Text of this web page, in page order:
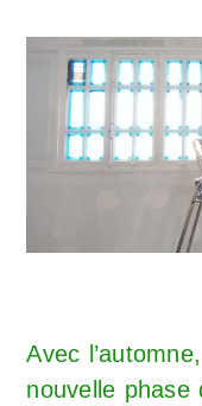
Avec
nouvelle phase